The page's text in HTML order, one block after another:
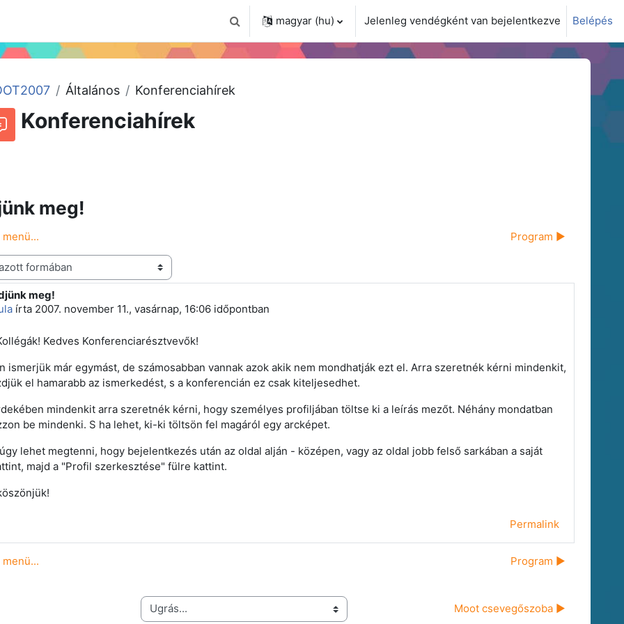
Keresési bemeneti adatok váltása
magyar ‎(hu)‎ Jelenleg vendégként van bejelentkezve Belépés
Általános Konferenciahírek
Konferenciahírek
meg!
Program ▶︎
meg!
írta 2007. november 11., vasárnap, 16:06 időpontban
szám: 0
Kedves Konferenciarésztvevők!
ismerjük már egymást, de számosabban vannak azok akik nem mondhatják ezt el. Arra szeretnék kérni mindenkit,
el hamarabb az ismerkedést, s a konferencián ez csak kiteljesedhet.
mindenkit arra szeretnék kérni, hogy személyes profiljában töltse ki a leírás mezőt. Néhány mondatban
be mindenki. S ha lehet, ki-ki töltsön fel magáról egy arcképet.
lehet megtenni, hogy bejelentkezés után az oldal alján - középen, vagy az oldal jobb felső sarkában a saját
majd a "Profil szerkesztése" fülre kattint.
Permalink
Program ▶︎
Ugrás... Moot csevegőszoba ▶︎